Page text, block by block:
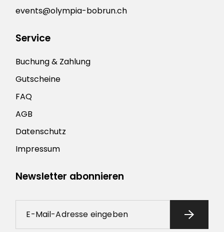
events@olympia-bobrun.ch
Service
Buchung & Zahlung
Gutscheine
FAQ
AGB
Datenschutz
Impressum
Newsletter abonnieren